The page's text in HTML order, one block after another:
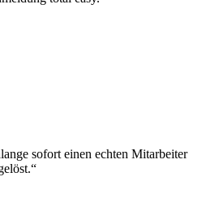
sofort einen echten Mitarbeiter